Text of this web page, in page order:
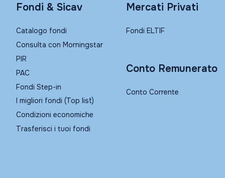
Fondi & Sicav
Catalogo fondi
Consulta con Morningstar
PIR
PAC
Fondi Step-in
I migliori fondi (Top list)
Condizioni economiche
Trasferisci i tuoi fondi
Mercati Privati
Fondi ELTIF
Conto Remunerato
Conto Corrente